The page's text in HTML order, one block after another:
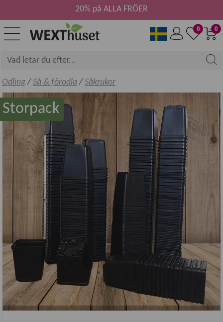
0
0
20% på ALLA FRÖER
Odling/ Så & förodla / Såkrukor
Storpack